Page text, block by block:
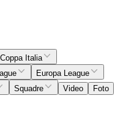
Coppa Italia
Europa League
Squadre Video
Foto